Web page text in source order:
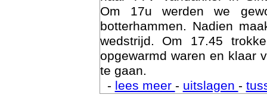
naar TTV Vandakker in
Om 17u werden we
botterhammen. Nadien
wedstrijd. Om 17.45
opgewarmd waren en klaar
te gaan.